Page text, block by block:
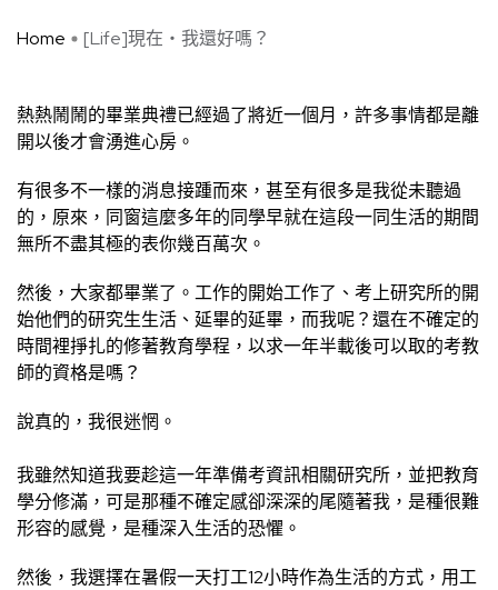
Home [Life]現在‧我還好嗎？
熱熱鬧鬧的畢業典禮已經過了將近一個月，許多事情都是離
開以後才會湧進心房。
有很多不一樣的消息接踵而來，甚至有很多是我從未聽過
的，原來，同窗這麼多年的同學早就在這段一同生活的期間
無所不盡其極的表你幾百萬次。
然後，大家都畢業了。工作的開始工作了、考上研究所的開
始他們的研究生生活、延畢的延畢，而我呢？還在不確定的
時間裡掙扎的修著教育學程，以求一年半載後可以取的考教
師的資格是嗎？
說真的，我很迷惘。
我雖然知道我要趁這一年準備考資訊相關研究所，並把教育
學分修滿，可是那種不確定感卻深深的尾隨著我，是種很難
形容的感覺，是種深入生活的恐懼。
然後，我選擇在暑假一天打工12小時作為生活的方式，用工